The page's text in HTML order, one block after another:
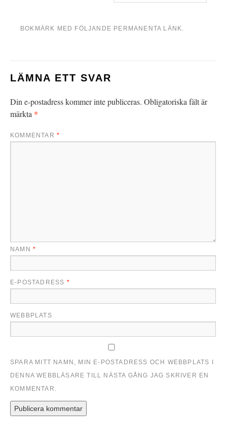
BOKMÄRK MED FÖLJANDE PERMANENTA LÄNK.
LÄMNA ETT SVAR
Din e-postadress kommer inte publiceras. Obligatoriska fält är
märkta *
KOMMENTAR *
NAMN *
E-POSTADRESS *
WEBBPLATS
SPARA MITT NAMN, MIN E-POSTADRESS OCH WEBBPLATS I
DENNA WEBBLÄSARE TILL NÄSTA GÅNG JAG SKRIVER EN
KOMMENTAR.